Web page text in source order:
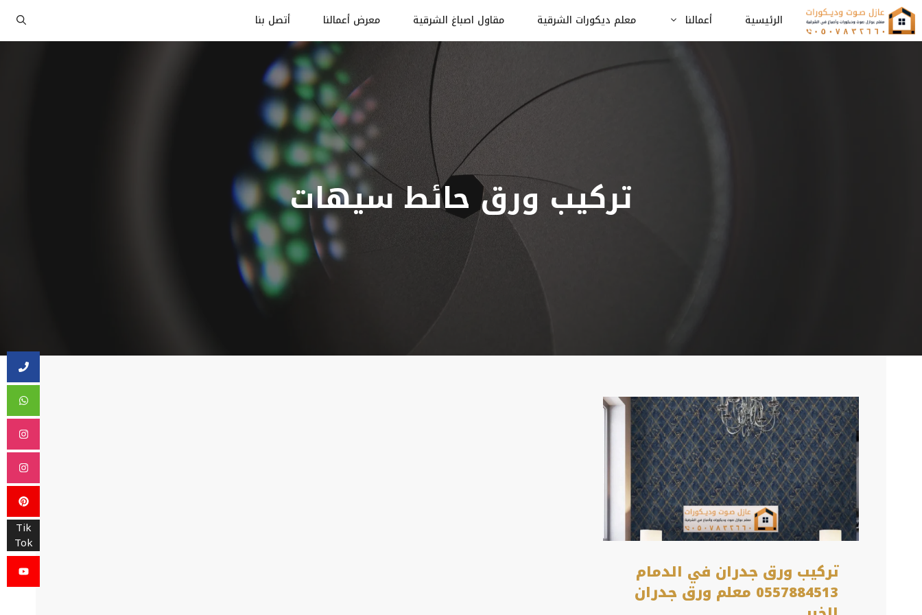
انتقل
إلى
المحتوى
الرئيسية أعمالنا معلم ديكورات الشرقية مقاول اصباغ الشرقية معرض أعمالنا أتصل بنا
تركيب ورق حائط سيهات
Tik
Tok
تركيب ورق جدران في الدمام
0557884513 معلم ورق جدران